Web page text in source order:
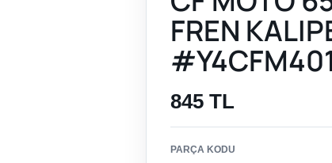
FREN
845 TL
PARÇA KODU